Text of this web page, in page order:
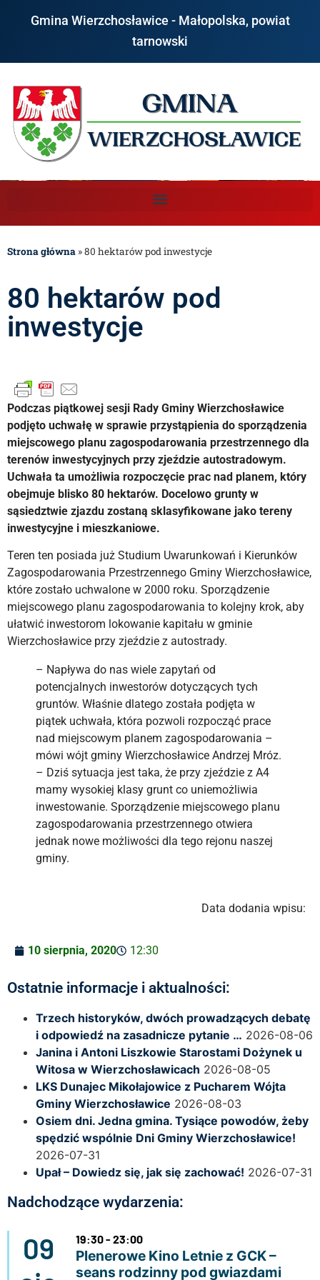
Gmina Wierzchosławice - Małopolska, powiat
tarnowski
Strona główna »80 hektarów pod inwestycje
80 hektarów pod
inwestycje
Podczas piątkowej sesji Rady Gminy Wierzchosławice
podjęto uchwałę w sprawie przystąpienia do sporządzenia
miejscowego planu zagospodarowania przestrzennego dla
terenów inwestycyjnych przy zjeździe autostradowym.
Uchwała ta umożliwia rozpoczęcie prac nad planem, który
obejmuje blisko 80 hektarów. Docelowo grunty w
sąsiedztwie zjazdu zostaną sklasyfikowane jako tereny
inwestycyjne i mieszkaniowe.
Teren ten posiada już Studium Uwarunkowań i Kierunków
Zagospodarowania Przestrzennego Gminy Wierzchosławice,
które zostało uchwalone w 2000 roku. Sporządzenie
miejscowego planu zagospodarowania to kolejny krok, aby
ułatwić inwestorom lokowanie kapitału w gminie
Wierzchosławice przy zjeździe z autostrady.
– Napływa do nas wiele zapytań od
potencjalnych inwestorów dotyczących tych
gruntów. Właśnie dlatego została podjęta w
piątek uchwała, która pozwoli rozpocząć prace
nad miejscowym planem zagospodarowania –
mówi wójt gminy Wierzchosławice Andrzej Mróz.
– Dziś sytuacja jest taka, że przy zjeździe z A4
mamy wysokiej klasy grunt co uniemożliwia
inwestowanie. Sporządzenie miejscowego planu
zagospodarowania przestrzennego otwiera
jednak nowe możliwości dla tego rejonu naszej
gminy.
Data dodania wpisu:
10 sierpnia, 2020 12:30
Ostatnie informacje i aktualności:
Trzech historyków, dwóch prowadzących debatę
i odpowiedź na zasadnicze pytanie … 2026-08-06
Janina i Antoni Liszkowie Starostami Dożynek u
Witosa w Wierzchosławicach 2026-08-05
LKS Dunajec Mikołajowice z Pucharem Wójta
Gminy Wierzchosławice 2026-08-03
Osiem dni. Jedna gmina. Tysiące powodów, żeby
spędzić wspólnie Dni Gminy Wierzchosławice!
2026-07-31
Upał – Dowiedz się, jak się zachować! 2026-07-31
Nadchodzące wydarzenia:
09
19:30 - 23:00
Plenerowe Kino Letnie z GCK –
seans rodzinny pod gwiazdami